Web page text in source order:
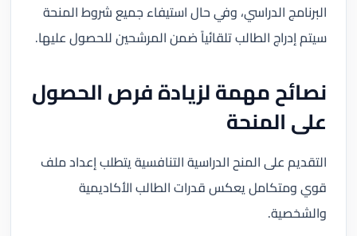
البرنامج الدراسي، وفي حال استيفاء جميع شروط المنحة
سيتم إدراج الطالب تلقائياً ضمن المرشحين للحصول عليها.
نصائح مهمة لزيادة فرص الحصول
على المنحة
التقديم على المنح الدراسية التنافسية يتطلب إعداد ملف
قوي ومتكامل يعكس قدرات الطالب الأكاديمية
والشخصية.